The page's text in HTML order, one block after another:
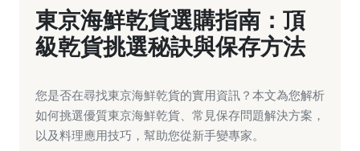
東京海鮮乾貨選購指南：頂
級乾貨挑選秘訣與保存方法
您是否在尋找東京海鮮乾貨的實用資訊？本文為您解析
如何挑選優質東京海鮮乾貨、常見保存問題解決方案，
以及料理應用技巧，幫助您從新手變專家。